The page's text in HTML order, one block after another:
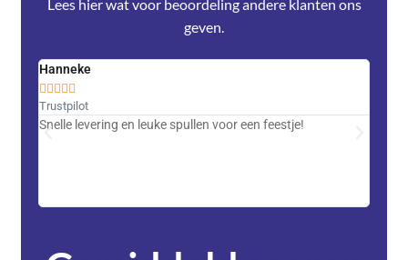
Lees hier wat voor beoordeling andere klanten ons
geven.
Hanneke
    
Trustpilot
Snelle levering en leuke spullen voor een feestje!